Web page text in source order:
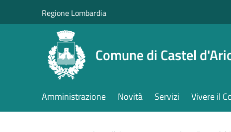
Regione Lombardia
Comune di Castel
Amministrazione Novità Servizi Vivere il